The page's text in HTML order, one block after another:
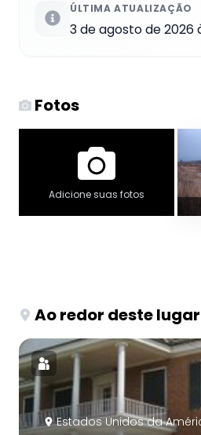
ÚLTIMA ATUALIZAÇÃO
3 de agosto de 2026
Fotos
Adicione suas fotos
Ao redor deste lugar
Estados Unidos da